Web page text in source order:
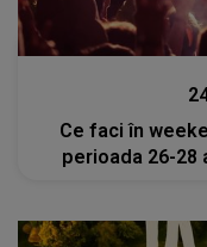
Ce faci în
perioada 26-28